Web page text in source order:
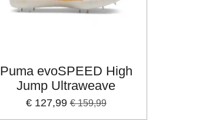
Puma evoSPEED High
Jump Ultraweave
€ 127,99 € 159,99